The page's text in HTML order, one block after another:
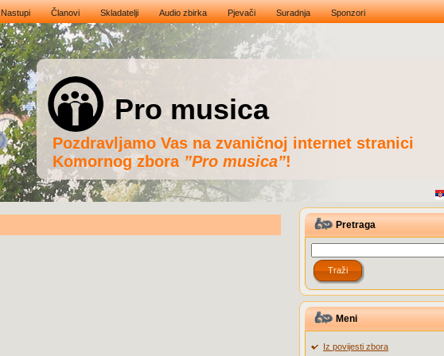
Nastupi Članovi Skladatelji Audio zbirka Pjevači Suradnja Sponzori
Pro musica
Pozdravljamo Vas na zvaničnoj internet stranici
Komornog zbora ”Pro musica”!
Pretraga
Meni
Iz povijesti zbora